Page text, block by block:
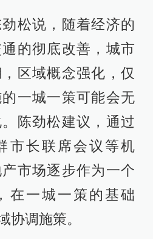
松说，随着经济的
的彻底改善，城市
区域概念强化，仅
一城一策可能会无
陈劲松建议，通过
市长联席会议等机
市场逐步作为一个
在一城一策的基础
协调施策。